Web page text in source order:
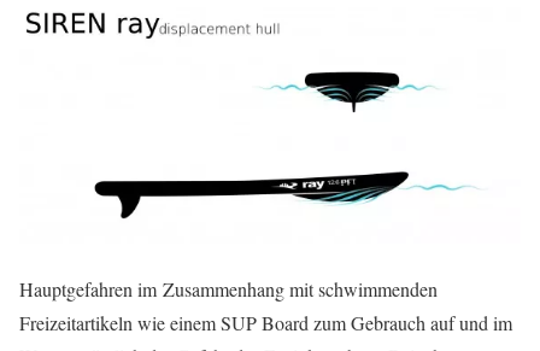
Hauptgefahren im Zusammenhang mit schwimmenden
Freizeitartikeln wie einem SUP Board zum Gebrauch auf und im